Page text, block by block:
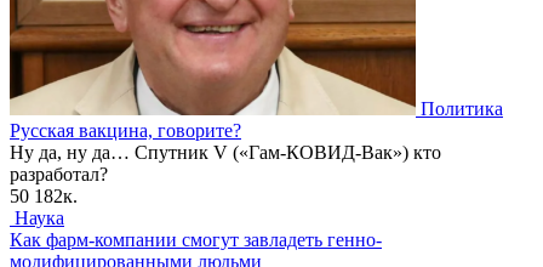
Политика
Русская вакцина, говорите?
Ну да, ну да… Спутник V («Гам-КОВИД-Вак») кто
разработал?
50 182к.
Наука
Как фарм-компании смогут завладеть генно-
модифицированными людьми